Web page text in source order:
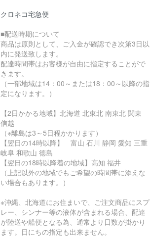
クロネコ宅急便
■配送時期について
商品は原則として、ご入金が確認でき次第3日以
内に発送致します。
配達時間帯はお客様が自由に指定することがで
きます。
（一部地域は14：00～または18：00～以降の指
定になります。）
【2日かかる地域】北海道 北東北 南東北 関東
信越
（※離島は3～5日程かかります）
【翌日の14時以降】 富山 石川 静岡 愛知 三重
岐阜 和歌山 徳島
【翌日の18時以降着の地域】高知 福井
（上記以外の地域でもご希望の時間帯に添えな
い場合もあります。）
※沖縄、北海道にお住まいで、ご注文商品にスプ
レー、シンナー等の液体が含まれる場合、配達
が陸送や船便となる為、通常より日数が掛かり
ます。日にちの指定も出来ません。